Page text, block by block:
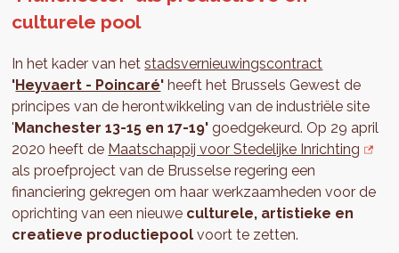
culturele pool
In het kader van hetstadsvernieuwingscontract
'Heyvaert - Poincaré' heeft het Brussels Gewest de
principes van de herontwikkeling van de industriële site
'Manchester 13-15 en 17-19' goedgekeurd. Op 29 april
2020 heeft de Maatschappij voor Stedelijke Inrichting
als proefproject van de Brusselse regering een
financiering gekregen om haar werkzaamheden voor de
oprichting van een nieuwe culturele, artistieke en
creatieve productiepool voort te zetten.